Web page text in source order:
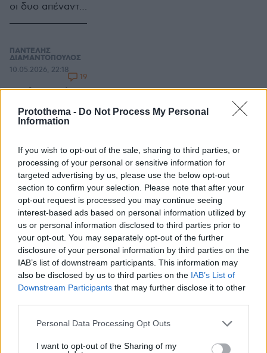
Protothema - Do Not Process My Personal
Information
If you wish to opt-out of the sale, sharing to third parties, or
processing of your personal or sensitive information for
targeted advertising by us, please use the below opt-out
section to confirm your selection. Please note that after your
opt-out request is processed you may continue seeing
interest-based ads based on personal information utilized by
us or personal information disclosed to third parties prior to
your opt-out. You may separately opt-out of the further
disclosure of your personal information by third parties on the
IAB’s list of downstream participants. This information may
also be disclosed by us to third parties on the IAB’s List of
Downstream Participants that may further disclose it to other
Please note that this website/app uses one or more Google
not limited to your visit or usage behaviour. You may click to
Personal Data Processing Opt Outs
I want to opt-out of the Sharing of my
οι δυο απέναντι
ΠΑΝΤΕΛΗΣ
ΔΙΑΜΑΝΤΟΠΟΥΛΟΣ
Ο Ολυμπιακός
και τιμωρήθηκε
φέτος
Ολυμπιακού-
ΠΑΟΚ. Και
τελευταίο. Καμία
«ερυθρόλευκη»
νίκη. Τρεις
ήττες, δυο
ισοπαλίες. Και
αυτή η
τελευταία
ισοπαλία,
χαντάκωσε και
πρωταθλήματος
10.05.2026, 22:18
19
ΠΑΝΤΕΛΗΣ
ΔΙΑΜΑΝΤΟΠΟΥΛΟΣ
Ο Ολυμπιακός
δυο εβδομάδες
ετοιμαζόταν για
του πρώτου
03.05.2026, 21:50 3